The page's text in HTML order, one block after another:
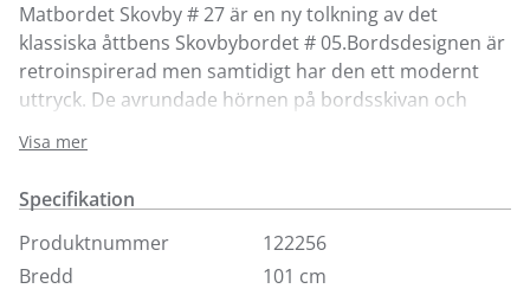
Matbordet Skovby # 27 är en ny tolkning av det
klassiska åttbens Skovbybordet # 05.Bordsdesignen är
retroinspirerad men samtidigt har den ett modernt
uttryck. De avrundade hörnen på bordsskivan och
också en visuell lugn. Proportionerna är
välbalanserade. 3 stycken ilägg ingår i priset. Bordet
kan max bli 358 cm.
Visa mer
Specifikation
Produktnummer
122256
Bredd
101 cm